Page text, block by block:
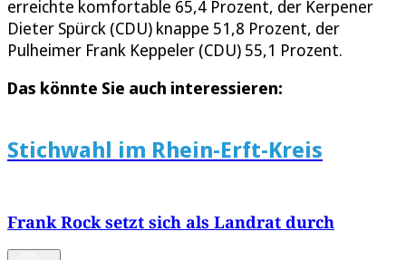
erreichte komfortable 65,4 Prozent, der Kerpener
Dieter Spürck (CDU) knappe 51,8 Prozent, der
Pulheimer Frank Keppeler (CDU) 55,1 Prozent.
Das könnte Sie auch interessieren:
Stichwahl im Rhein-Erft-Kreis
Frank Rock setzt sich als Landrat durch